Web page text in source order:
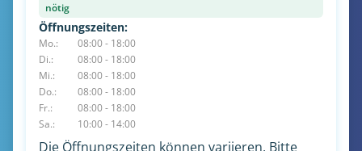
nötig
Öffnungszeiten:
Mo.:
08:00 - 18:00
Di.:
08:00 - 18:00
Mi.:
08:00 - 18:00
Do.:
08:00 - 18:00
Fr.:
08:00 - 18:00
Sa.:
10:00 - 14:00
Die Öffnungszeiten können variieren. Bitte